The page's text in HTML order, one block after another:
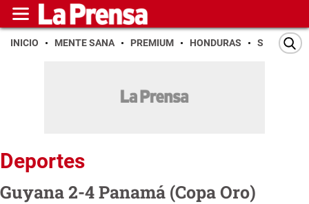
INICIO MENTE SANA PREMIUM HONDURAS SAN PEDRO
Deportes
Guyana 2-4 Panamá (Copa Oro)